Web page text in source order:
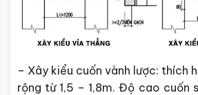
– Xây kiểu cuốn vành lược: thích
rộng từ 1,5 – 1,8m. Độ cao cuốn